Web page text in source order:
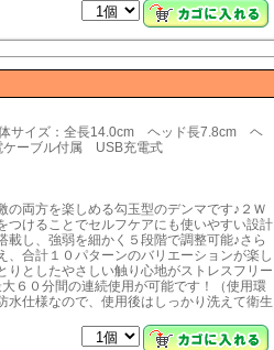
サイズ：全長14.0cm ヘッド長7.8cm ヘ
ーブル付属 USB充電式
の両方を楽しめる勾玉型のデンマです♪２Ｗ
つけることでセルフケアにも使いやすい設計
し、強弱を細かく５段階で調整可能♪さら
、合計１０パターンのバリエーションが楽し
りとしたやさしい触り心地がストレスフリー
６０分間の連続使用が可能です！（使用環
水仕様なので、使用後はしっかり洗えて衛生